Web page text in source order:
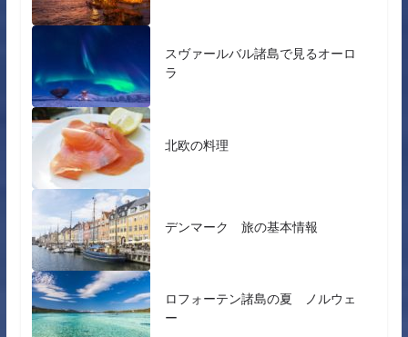
スヴァールバル諸島で見るオーロ
ラ
北欧の料理
デンマーク 旅の基本情報
ロフォーテン諸島の夏 ノルウェ
ー